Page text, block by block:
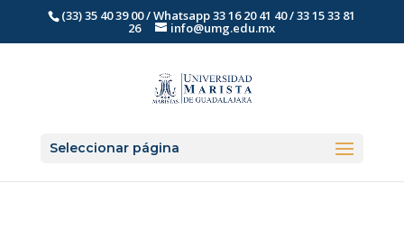
(33) 35 40 39 00 / Whatsapp 33 16 20 41 40 / 33 15 33 81
26 info@umg.edu.mx
Seleccionar página